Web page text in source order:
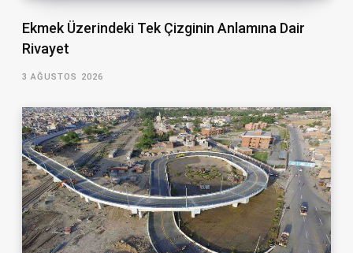
Ekmek Üzerindeki Tek Çizginin Anlamına Dair
Rivayet
3 AĞUSTOS 2026